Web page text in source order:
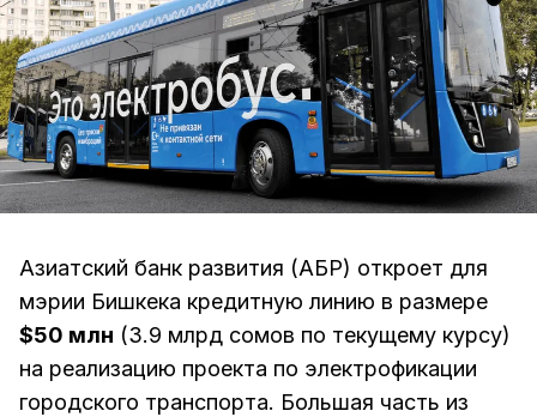
Азиатский банк развития (АБР) откроет для
мэрии Бишкека кредитную линию в размере
$50 млн (3.9 млрд сомов по текущему курсу)
на реализацию проекта по электрофикации
городского транспорта. Большая часть из